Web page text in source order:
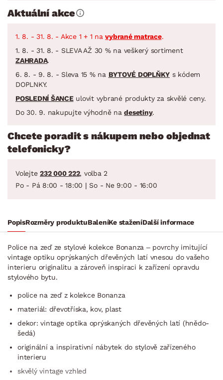
Aktuální akce
1. 8. - 31. 8. - Akce 1 + 1 navybrané matrace.
1. 8. - 31. 8. - SLEVA AŽ 30 % na veškerý sortiment
ZAHRADA.
6. 8. - 9. 8. - Sleva 15 % na BYTOVÉ DOPLŇKY s kódem
DOPLNKY.
POSLEDNÍ ŠANCEulovit vybrané produkty za skvělé ceny.
Do 30. 9. nakupujte výhodně nadesetiny.
Chcete poradit s nákupem nebo objednat
telefonicky?
Volejte 232 000 222, volba 2
Po - Pá 8:00 - 18:00 | So - Ne 9:00 - 16:00
PopisRozměry produktuBaleníKe staženíDalší informace
Police na zeď ze stylové kolekce Bonanza – povrchy imitující
vintage optiku oprýskaných dřevěných latí vnesou do vašeho
interieru originalitu a zároveň inspiraci k zařízení opravdu
stylového bytu.
police na zeď z kolekce Bonanza
materiál: dřevotříska, kov, plast
dekor: vintage optika oprýskaných dřevěných latí (hnědo-
šedá)
originální a inspirativní nábytek do stylově zařízeného
interieru
skvělý vintage vzhled